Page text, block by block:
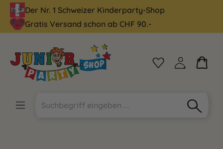
springen
Der Nr. 1 Schweizer Kinderparty-Shop
Gratis Versand schon ab CHF 90.-